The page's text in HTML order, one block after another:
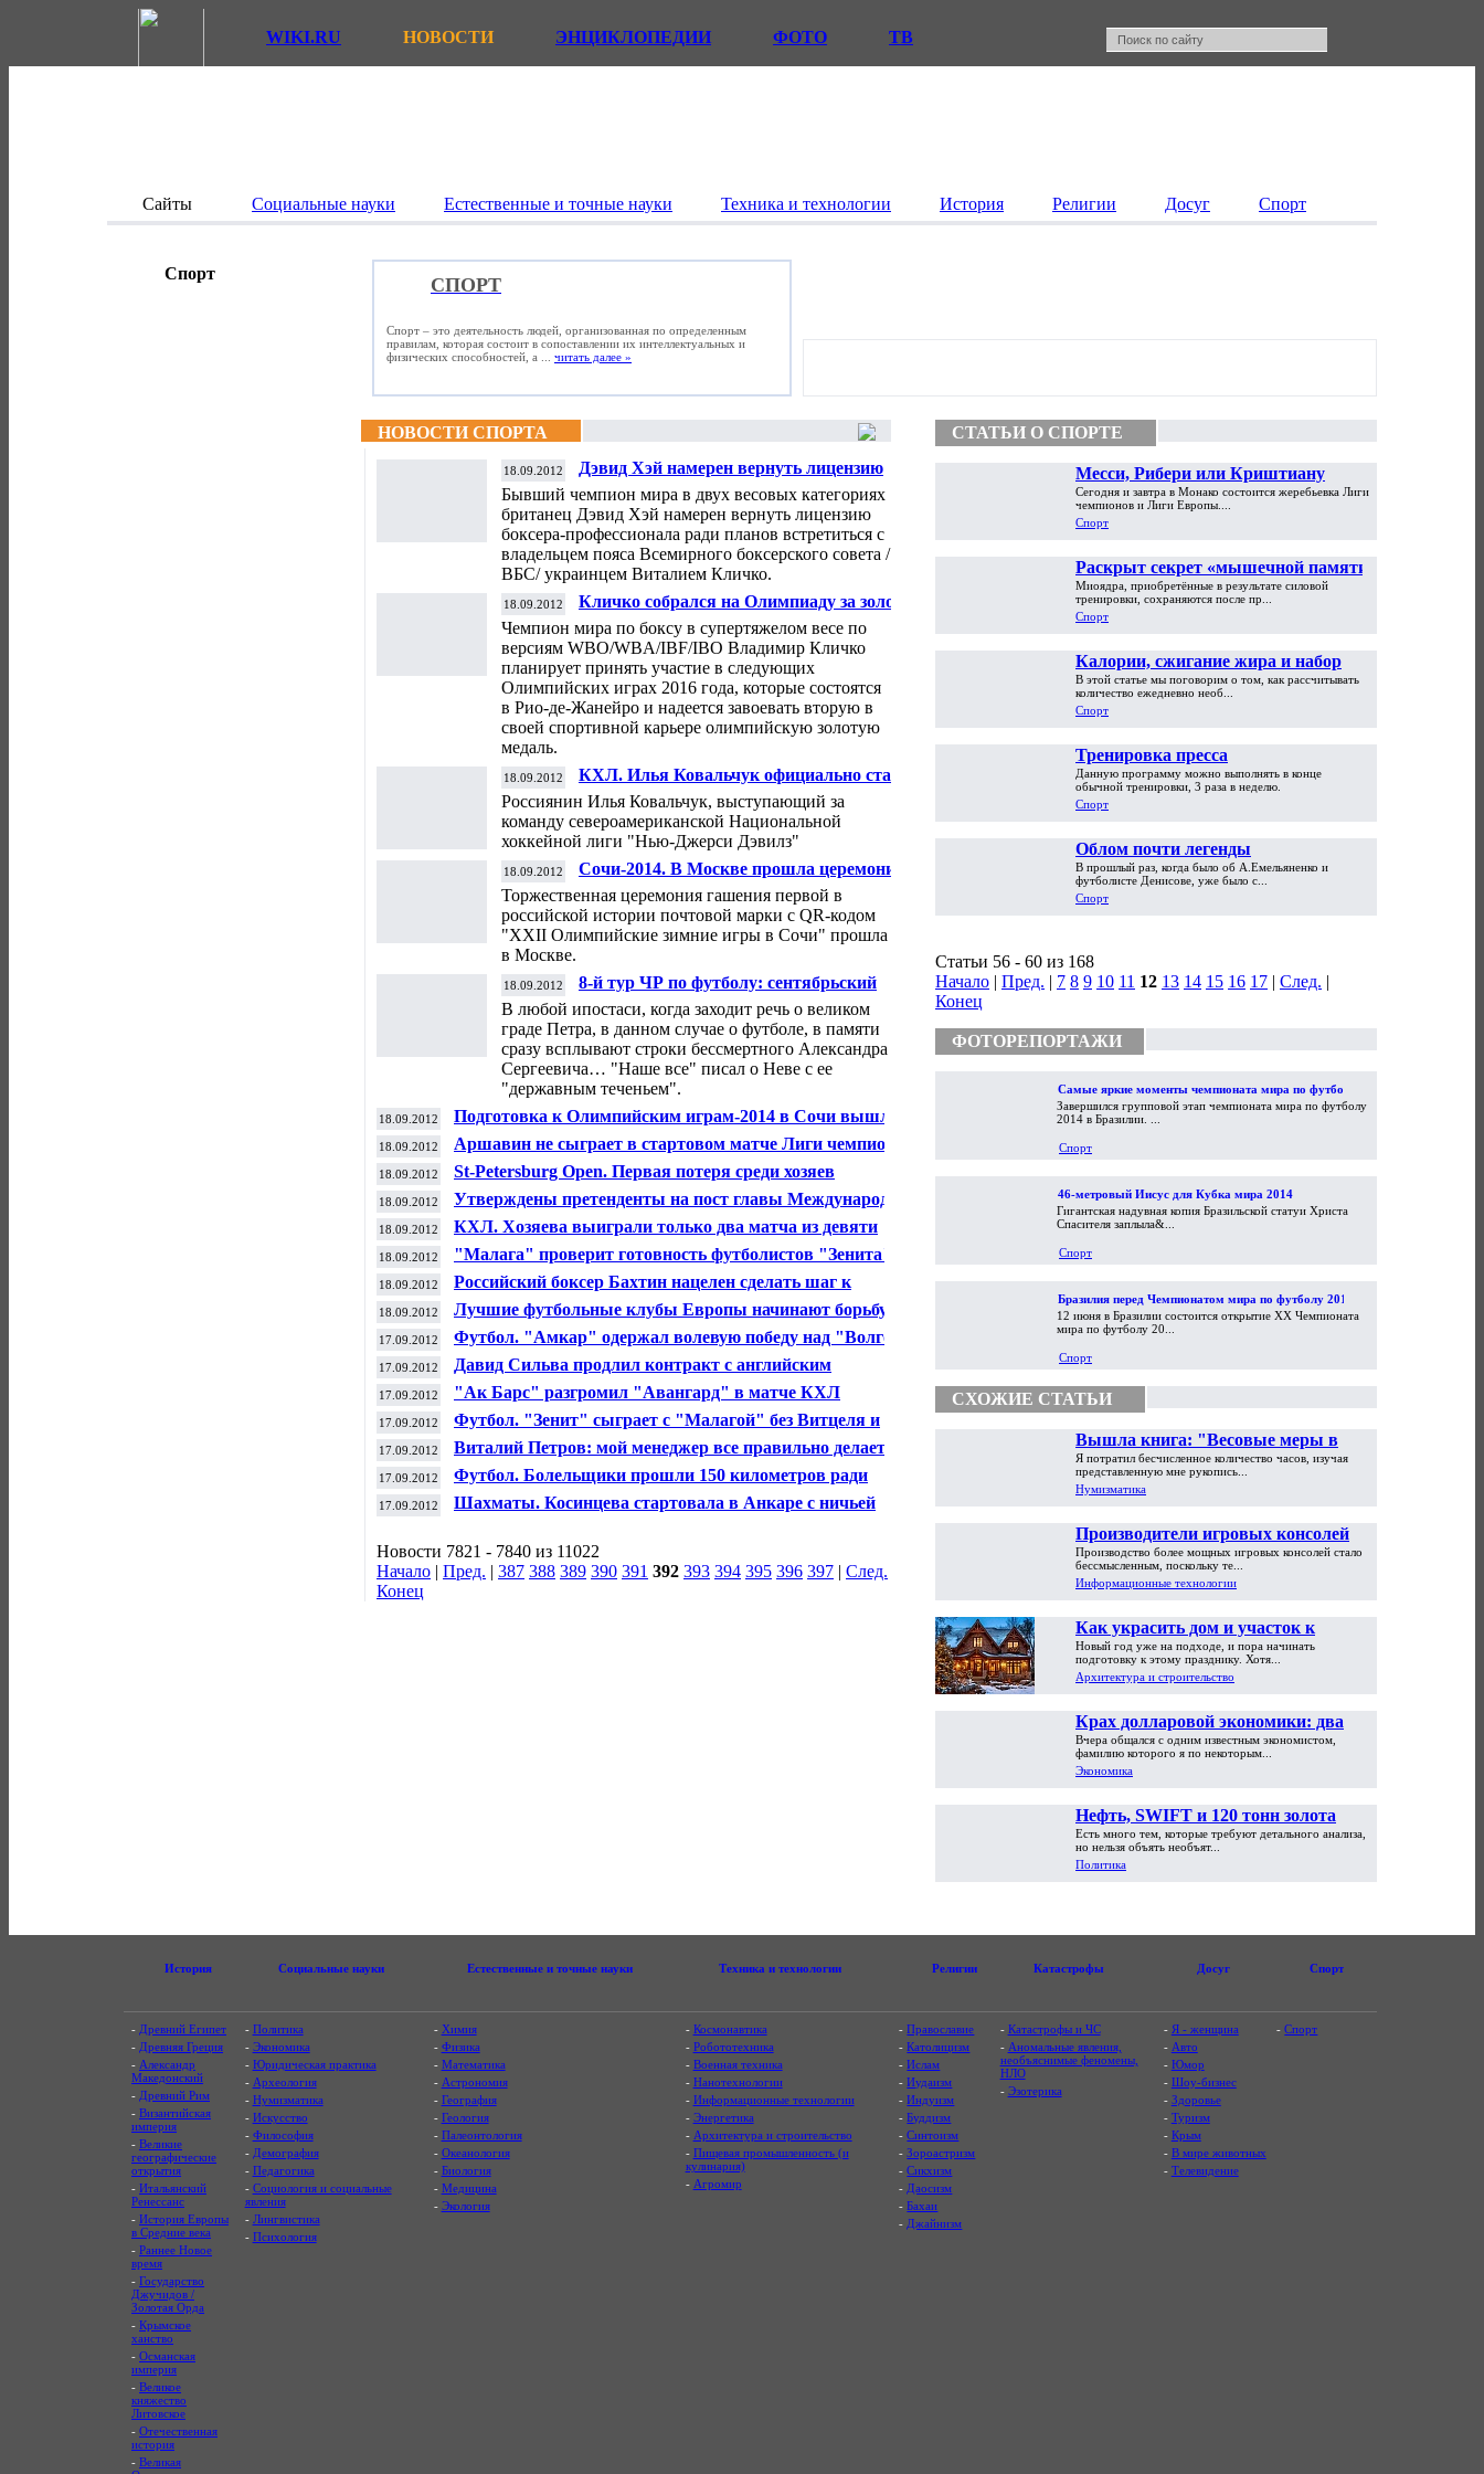
WIKI.RU НОВОСТИ ЭНЦИКЛОПЕДИИ ФОТО ТВ
Сайты Социальные науки Естественные и точные науки Техника и технологии История Религии Досуг Спорт
Спорт
СПОРТ
Спорт – это деятельность людей, организованная по определенным
правилам, которая состоит в сопоставлении их интеллектуальных и
физических способностей, а ... читать далее »
НОВОСТИ СПОРТА
18.09.2012
Дэвид Хэй намерен вернуть лицензию
Виталием Кличко
Бывший чемпион мира в двух весовых категориях
британец Дэвид Хэй намерен вернуть лицензию
боксера-профессионала ради планов встретиться с
владельцем пояса Всемирного боксерского совета /
ВБС/ украинцем Виталием Кличко.
18.09.2012
Кличко собрался на Олимпиаду за золотом
Чемпион мира по боксу в супертяжелом весе по
версиям WBO/WBA/IBF/IBO Владимир Кличко
планирует принять участие в следующих
Олимпийских играх 2016 года, которые состоятся
в Рио-де-Жанейро и надеется завоевать вторую в
своей спортивной карьере олимпийскую золотую
медаль.
18.09.2012
КХЛ. Илья Ковальчук официально стал
игроком СКА
Россиянин Илья Ковальчук, выступающий за
команду североамериканской Национальной
хоккейной лиги "Нью-Джерси Дэвилз"
18.09.2012
Сочи-2014. В Москве прошла церемония
гашения олимпийской марки с QR-кодом
Торжественная церемония гашения первой в
российской истории почтовой марки с QR-кодом
"XXII Олимпийские зимние игры в Сочи" прошла
в Москве.
18.09.2012
8-й тур ЧР по футболу: сентябрьский
В любой ипостаси, когда заходит речь о великом
граде Петра, в данном случае о футболе, в памяти
сразу всплывают строки бессмертного Александра
Сергеевича… "Наше все" писал о Неве с ее
"державным теченьем".
18.09.2012
Подготовка к Олимпийским играм-2014 в Сочи вышла на
финишную прямую
18.09.2012 Аршавин не сыграет в стартовом матче Лиги чемпионов
18.09.2012 St-Petersburg Open. Первая потеря среди хозяев
18.09.2012
Утверждены претенденты на пост главы Международной
федерации волейбола
18.09.2012 КХЛ. Хозяева выиграли только два матча из девяти
18.09.2012
"Малага" проверит готовность футболистов "Зенита" к
Лиге чемпионов
18.09.2012
Российский боксер Бахтин нацелен сделать шаг к
чемпионскому титулу
18.09.2012
Лучшие футбольные клубы Европы начинают борьбу за
кубок Лиги чемпионов
17.09.2012 Футбол. "Амкар" одержал волевую победу над "Волгой"
17.09.2012
Давид Сильва продлил контракт с английским
"Манчестер сити" на пять лет
17.09.2012 "Ак Барс" разгромил "Авангард" в матче КХЛ
17.09.2012
Футбол. "Зенит" сыграет с "Малагой" без Витцеля и
Семака
17.09.2012 Виталий Петров: мой менеджер все правильно делает
17.09.2012
Футбол. Болельщики прошли 150 километров ради
"красных дьяволов"
17.09.2012 Шахматы. Косинцева стартовала в Анкаре с ничьей
Новости 7821 - 7840 из 11022
Начало | Пред. | 387 388 389 390 391 392 393 394 395 396 397 | След.
Конец
СТАТЬИ О СПОРТЕ
Месси, Рибери или Криштиану
Роналду - кого выбирает Россия?
Сегодня и завтра в Монако состоится жеребьевка Лиги
чемпионов и Лиги Европы....
Спорт
Раскрыт секрет «мышечной памяти»
Миоядра, приобретённые в результате силовой
тренировки, сохраняются после пр...
Спорт
Калории, сжигание жира и набор
массы. Лайл МакДональд
В этой статье мы поговорим о том, как рассчитывать
количество ежедневно необ...
Спорт
Тренировка пресса
Данную программу можно выполнять в конце
обычной тренировки, 3 раза в неделю.
Спорт
Облом почти легенды
В прошлый раз, когда было об А.Емельяненко и
футболисте Денисове, уже было с...
Спорт
Статьи 56 - 60 из 168
Начало | Пред. | 7 8 9 10 11 12 13 14 15 16 17 | След. |
Конец
ФОТОРЕПОРТАЖИ
Самые яркие моменты чемпионата мира по футболу
2014
Завершился групповой этап чемпионата мира по футболу
2014 в Бразилии. ...
Спорт
46-метровый Иисус для Кубка мира 2014
Гигантская надувная копия Бразильской статуи Христа
Спасителя заплыла&...
Спорт
Бразилия перед Чемпионатом мира по футболу 2014
12 июня в Бразилии состоится открытие XX Чемпионата
мира по футболу 20...
Спорт
СХОЖИЕ СТАТЬИ
Вышла книга: "Весовые меры в
торговой практике Античности и
Средневековья"
Я потратил бесчисленное количество часов, изучая
представленную мне рукопись...
Нумизматика
Производители игровых консолей
достигли предела возможностей
Производство более мощных игровых консолей стало
бессмысленным, поскольку те...
Информационные технологии
Как украсить дом и участок к
Новому году
Новый год уже на подходе, и пора начинать
подготовку к этому празднику. Хотя...
Архитектура и строительство
Крах долларовой экономики: два
пути обрушения
Вчера общался с одним известным экономистом,
фамилию которого я по некоторым...
Экономика
Нефть, SWIFT и 120 тонн золота
Есть много тем, которые требуют детального анализа,
но нельзя объять необъят...
Политика
История Социальные науки Естественные и точные науки Техника и технологии Религии Катастрофы Досуг Спорт
- Древний Египет
- Древняя Греция
- Александр
Македонский
- Древний Рим
- Византийская
империя
- Великие
географические
открытия
- Итальянский
Ренессанс
- История Европы
в Средние века
- Раннее Новое
время
- Государство
Джучидов /
Золотая Орда
- Крымское
ханство
- Османская
империя
- Великое
княжество
Литовское
- Отечественная
история
- Великая
- Политика
- Экономика
- Юридическая практика
- Археология
- Нумизматика
- Искусство
- Философия
- Демография
- Педагогика
- Социология и социальные
явления
- Лингвистика
- Психология
- Химия
- Физика
- Математика
- Астрономия
- География
- Геология
- Палеонтология
- Океанология
- Биология
- Медицина
- Экология
- Космонавтика
- Робототехника
- Военная техника
- Нанотехнологии
- Информационные технологии
- Энергетика
- Архитектура и строительство
- Пищевая промышленность (и
кулинария)
- Агромир
-Православие
-Католицизм
-Ислам
-Иудаизм
-Индуизм
-Буддизм
-Синтоизм
-Зороастризм
-Сикхизм
- Даосизм
-Бахаи
- Джайнизм
- Катастрофы и ЧС
- Аномальные явления,
необъяснимые феномены,
НЛО
- Эзотерика
- Я - женщина
- Авто
- Юмор
- Шоу-бизнес
- Здоровье
- Туризм
- Крым
- В мире животных
- Телевидение
-Спорт